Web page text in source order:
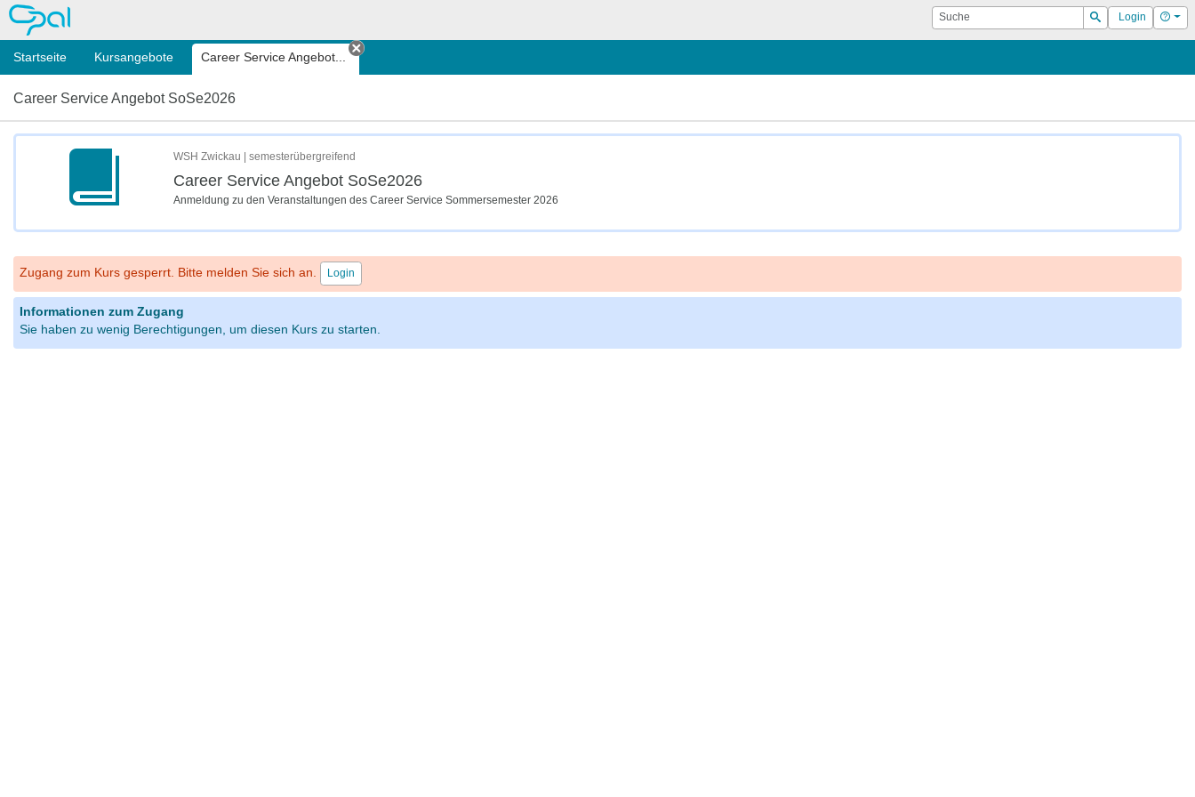
OPAL Suche
Suchen
Login Hilfe
Startseite Kursangebote Career Service Angebot...
Tab schließen
Career Service Angebot SoSe2026
WSH Zwickau | semesterübergreifend
Career Service Angebot SoSe2026
Anmeldung zu den Veranstaltungen des Career Service Sommersemester 2026
Zugang zum Kurs gesperrt. Bitte melden Sie sich an. Login
Informationen zum Zugang
Sie haben zu wenig Berechtigungen, um diesen Kurs zu starten.